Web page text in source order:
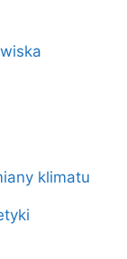
klimatu